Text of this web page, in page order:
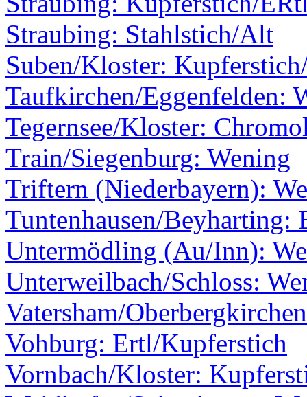
Straubing: Stahlstich/Alt
Suben/Kloster:
Taufkirchen/Eggenfelden:
Tegernsee/Kloster:
Train/Siegenburg: Wening
Triftern (Niederbayern):
Tuntenhausen/Beyharting:
Untermödling (Au/Inn):
Unterweilbach/Schloss:
Vatersham/
Vohburg: Ertl/Kupferstich
Vornbach/Kloster: